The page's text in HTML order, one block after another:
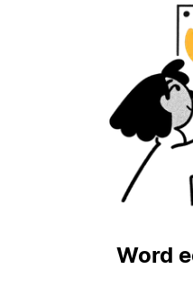
Word